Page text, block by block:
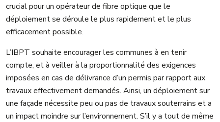
crucial pour un opérateur de fibre optique que le
déploiement se déroule le plus rapidement et le plus
efficacement possible.
L’IBPT souhaite encourager les communes à en tenir
compte, et à veiller à la proportionnalité des exigences
imposées en cas de délivrance d’un permis par rapport aux
travaux effectivement demandés. Ainsi, un déploiement sur
une façade nécessite peu ou pas de travaux souterrains et a
un impact moindre sur l’environnement. S’il y a tout de même